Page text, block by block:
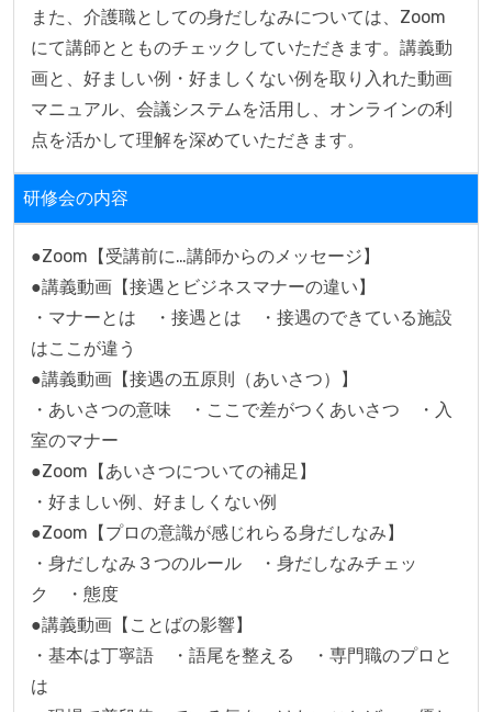
また、介護職としての身だしなみについては、Zoom
にて講師ととものチェックしていただきます。講義動
画と、好ましい例・好ましくない例を取り入れた動画
マニュアル、会議システムを活用し、オンラインの利
点を活かして理解を深めていただきます。
研修会の内容
●Zoom【受講前に…講師からのメッセージ】
●講義動画【接遇とビジネスマナーの違い】
・マナーとは　・接遇とは　・接遇のできている施設
はここが違う
●講義動画【接遇の五原則（あいさつ）】
・あいさつの意味　・ここで差がつくあいさつ　・入
室のマナー
●Zoom【あいさつについての補足】
・好ましい例、好ましくない例
●Zoom【プロの意識が感じれらる身だしなみ】
・身だしなみ３つのルール　・身だしなみチェッ
ク　・態度
●講義動画【ことばの影響】
・基本は丁寧語　・語尾を整える　・専門職のプロと
は